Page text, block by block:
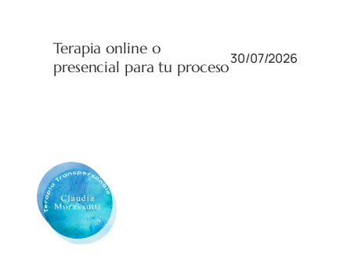
Terapia online o
presencial para tu proceso30/07/2026